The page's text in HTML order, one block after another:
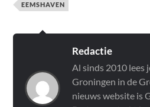
EEMSHAVEN
Redactie
Al sinds 2010 lees
Groningen in de
nieuws website is